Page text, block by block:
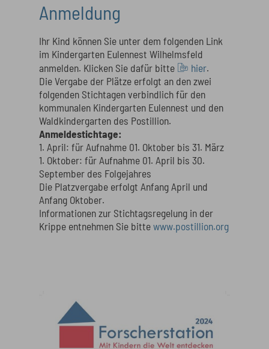
Anmeldung
Ihr Kind können Sie unter dem folgenden Link
im Kindergarten Eulennest Wilhelmsfeld
anmelden. Klicken Sie dafür bitte
hier.
Die Vergabe der Plätze erfolgt an den zwei
folgenden Stichtagen verbindlich für den
kommunalen Kindergarten Eulennest und den
Waldkindergarten des Postillion.
Anmeldestichtage:
1. April: für Aufnahme 01. Oktober bis 31. März
1. Oktober: für Aufnahme 01. April bis 30.
September des Folgejahres
Die Platzvergabe erfolgt Anfang April und
Anfang Oktober.
Informationen zur Stichtagsregelung in der
Krippe entnehmen Sie bittewww.postillion.org